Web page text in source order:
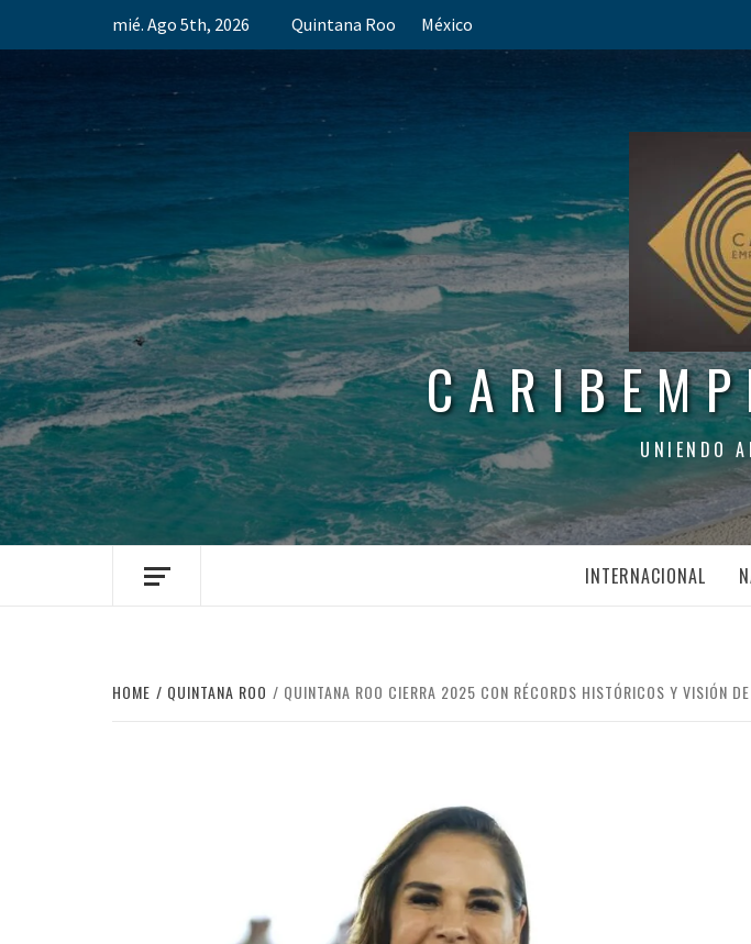
mié. Ago 5th, 2026 Quintana Roo México
UNIENDO
INTERNACIONAL
HOME QUINTANA ROO QUINTANA ROO CIERRA 2025 CON RÉCORDS HISTÓRICOS Y VISIÓN